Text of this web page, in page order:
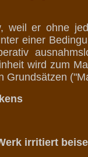
weil er ohne
einer
wird zum
Grundsätzen
irritiert